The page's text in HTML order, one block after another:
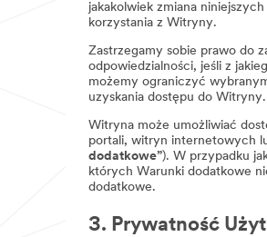
jakakolwiek zmiana
korzystania z Witryny.
Zastrzegamy sobie prawo do
odpowiedzialności, jeśli z
możemy ograniczyć
uzyskania dostępu do Witryny.
Witryna może umożliwiać
portali, witryn internetowych
dodatkowe”). W przypadku
których Warunki dodatkowe
dodatkowe.
3. Prywatność